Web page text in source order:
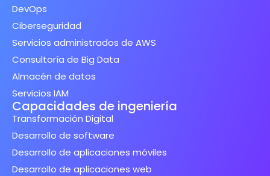
DevOps
Ciberseguridad
Servicios administrados de AWS
Consultoría de Big Data
Almacén de datos
Servicios IAM
Capacidades de ingeniería
Transformación Digital
Desarrollo de software
Desarrollo de aplicaciones móviles
Desarrollo de aplicaciones web